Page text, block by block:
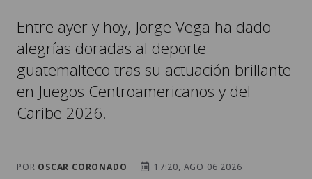
Entre ayer y hoy, Jorge Vega ha dado
alegrías doradas al deporte
guatemalteco tras su actuación brillante
en Juegos Centroamericanos y del
Caribe 2026.
POR OSCAR CORONADO
17:20, AGO 06 2026